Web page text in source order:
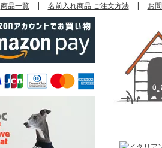
商品一覧| 名前入れ商品 ご注文方法| お